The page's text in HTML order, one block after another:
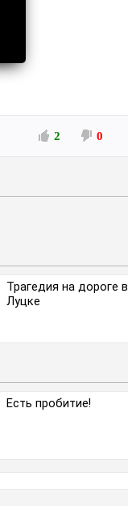
2 0
Трагедия на дороге в
Луцке
Есть пробитие!